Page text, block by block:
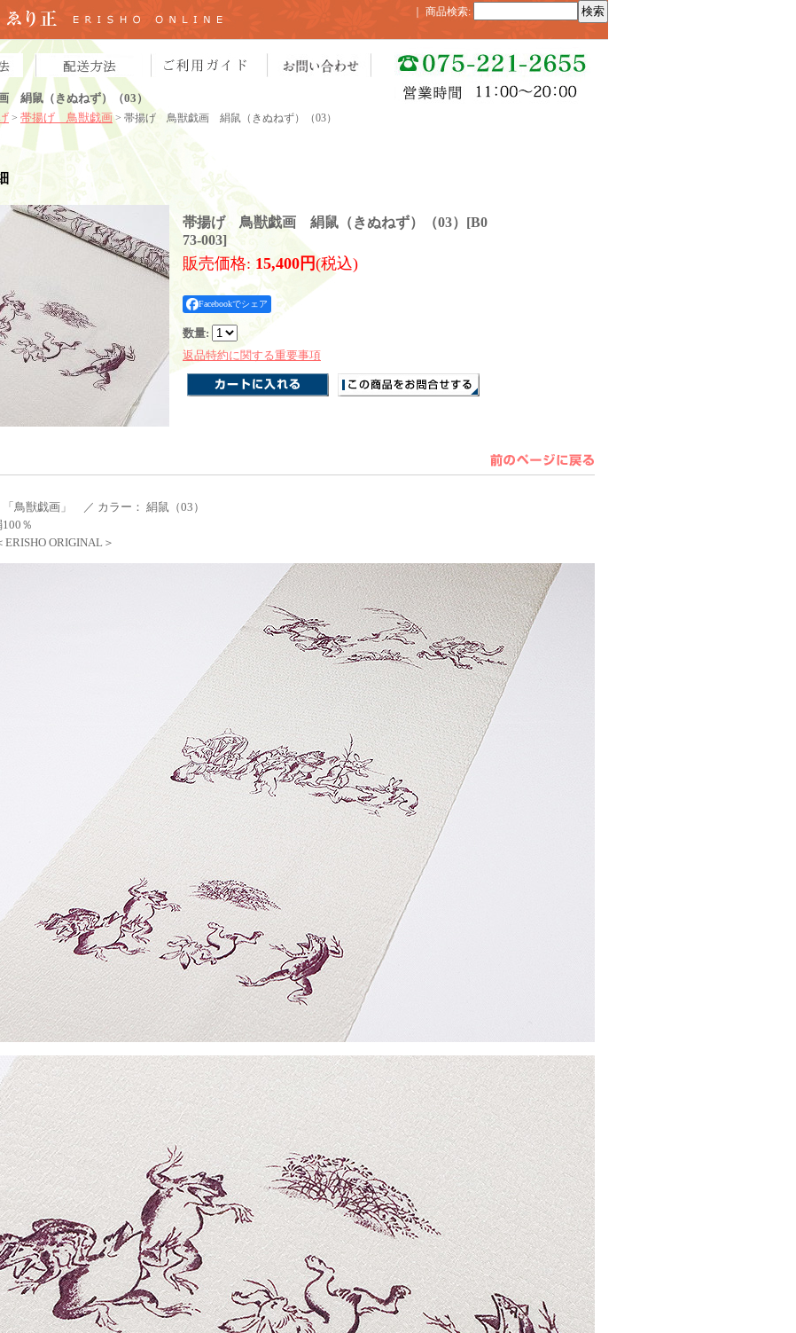
絹鼠（きぬねず）（03）
> 帯揚げ 鳥獣戯画> 帯揚げ 鳥獣戯画 絹鼠（きぬねず）（03）
商品検索:
帯揚げ 鳥獣戯画 絹鼠（きぬねず）（03） [B0
73-003]
販売価格: 15,400円(税込)
Facebookでシェア
数量:
返品特約に関する重要事項
鳥獣戯画」 ／ カラー： 絹鼠（03）
％
ERISHO ORIGINAL＞